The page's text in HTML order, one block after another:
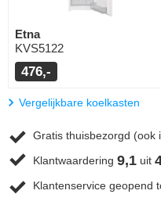
Etna
KVS5122
476,-
Vergelijkbare koelkasten
Gratis thuisbezorgd (ook
Klantwaardering 9,1 uit
Klantenservice geopend